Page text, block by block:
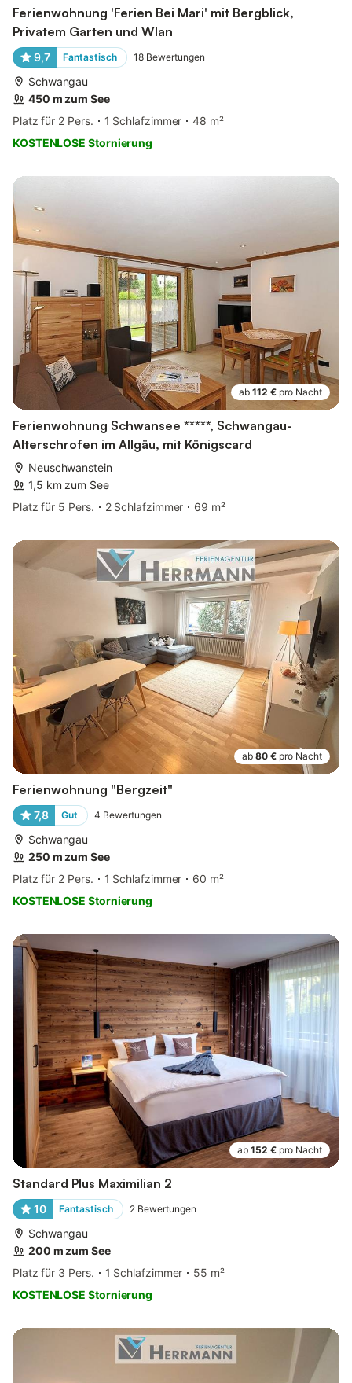
Ferienwohnung 'Ferien Bei Mari' mit Bergblick,
Privatem Garten und Wlan
9,7 Fantastisch 18 Bewertungen
Schwangau
450 m zum See
Platz für 2 Pers.
1 Schlafzimmer
48 m²
KOSTENLOSE Stornierung
ab 112 € pro Nacht
Ferienwohnung Schwansee *****, Schwangau-
Alterschrofen im Allgäu, mit Königscard
Neuschwanstein
1,5 km zum See
Platz für 5 Pers.
2 Schlafzimmer 69 m²
ab 80 € pro Nacht
Ferienwohnung "Bergzeit"
7,8 Gut 4 Bewertungen
Schwangau
250 m zum See
Platz für 2 Pers.
1 Schlafzimmer
60 m²
KOSTENLOSE Stornierung
ab 152 € pro Nacht
Standard Plus Maximilian 2
10 Fantastisch 2 Bewertungen
Schwangau
200 m zum See
Platz für 3 Pers.
1 Schlafzimmer
55 m²
KOSTENLOSE Stornierung